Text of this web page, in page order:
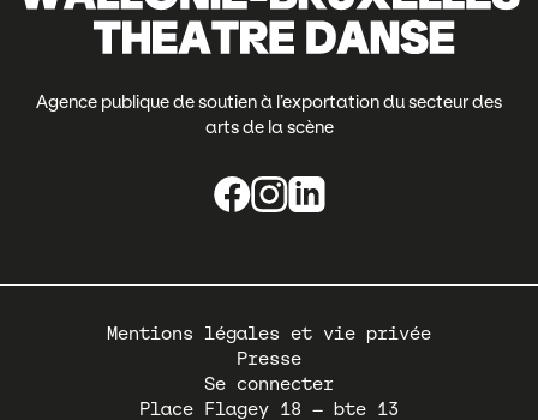
Agence publique de soutien à l’exportation du secteur des
arts de la scène
Pied
Mentions légales et vie privée
Presse
Se connecter
Place Flagey 18 – bte 13